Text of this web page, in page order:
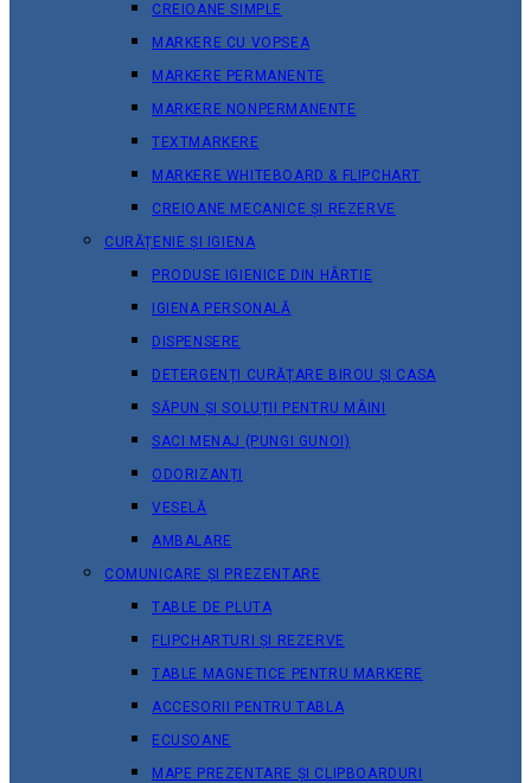
CREIOANE SIMPLE
MARKERE CU VOPSEA
MARKERE PERMANENTE
MARKERE NONPERMANENTE
TEXTMARKERE
MARKERE WHITEBOARD & FLIPCHART
CREIOANE MECANICE ȘI REZERVE
CURĂȚENIE ȘI IGIENA
PRODUSE IGIENICE DIN HÂRTIE
IGIENA PERSONALĂ
DISPENSERE
DETERGENȚI CURĂȚARE BIROU ȘI CASA
SĂPUN ȘI SOLUȚII PENTRU MÂINI
SACI MENAJ (PUNGI GUNOI)
ODORIZANȚI
VESELĂ
AMBALARE
COMUNICARE ȘI PREZENTARE
TABLE DE PLUTA
FLIPCHARTURI ȘI REZERVE
TABLE MAGNETICE PENTRU MARKERE
ACCESORII PENTRU TABLA
ECUSOANE
MAPE PREZENTARE ȘI CLIPBOARDURI